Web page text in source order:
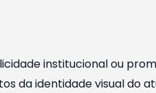
institucional ou
da identidade visual do